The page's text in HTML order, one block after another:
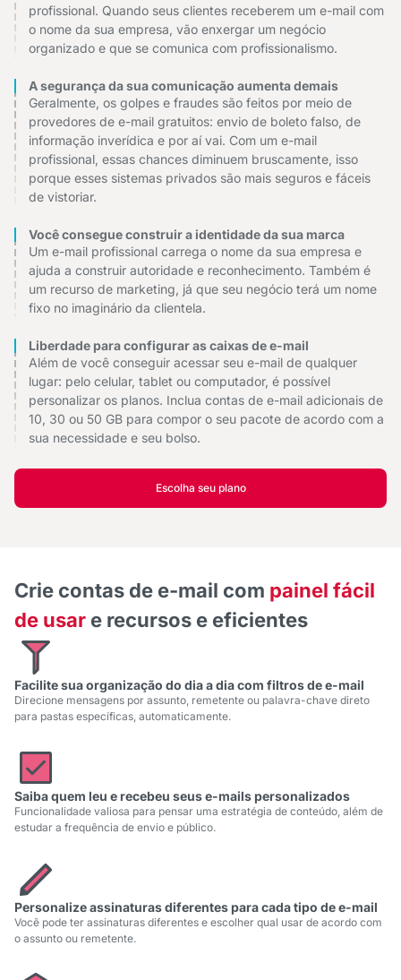
profissional. Quando seus clientes receberem um e-mail com
o nome da sua empresa, vão enxergar um negócio
organizado e que se comunica com profissionalismo.
A segurança da sua comunicação aumenta demais
Geralmente, os golpes e fraudes são feitos por meio de
provedores de e-mail gratuitos: envio de boleto falso, de
informação inverídica e por aí vai. Com um e-mail
profissional, essas chances diminuem bruscamente, isso
porque esses sistemas privados são mais seguros e fáceis
de vistoriar.
Você consegue construir a identidade da sua marca
Um e-mail profissional carrega o nome da sua empresa e
ajuda a construir autoridade e reconhecimento. Também é
um recurso de marketing, já que seu negócio terá um nome
fixo no imaginário da clientela.
Liberdade para configurar as caixas de e-mail
Além de você conseguir acessar seu e-mail de qualquer
lugar: pelo celular, tablet ou computador, é possível
personalizar os planos. Inclua contas de e-mail adicionais de
10, 30 ou 50 GB para compor o seu pacote de acordo com a
sua necessidade e seu bolso.
Escolha seu plano
Crie contas de e-mail com painel fácil
de usar e recursos e eficientes
Facilite sua organização do dia a dia com filtros de e-mail
Direcione mensagens por assunto, remetente ou palavra-chave direto
para pastas específicas, automaticamente.
Saiba quem leu e recebeu seus e-mails personalizados
Funcionalidade valiosa para pensar uma estratégia de conteúdo, além de
estudar a frequência de envio e público.
Personalize assinaturas diferentes para cada tipo de e-mail
Você pode ter assinaturas diferentes e escolher qual usar de acordo com
o assunto ou remetente.